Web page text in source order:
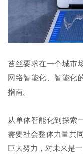
苔丝要求在一个城市
网络智能化、智能化
指南。
从单体智能化到探索
需要社会整体力量共
巨大努力，对未来是一